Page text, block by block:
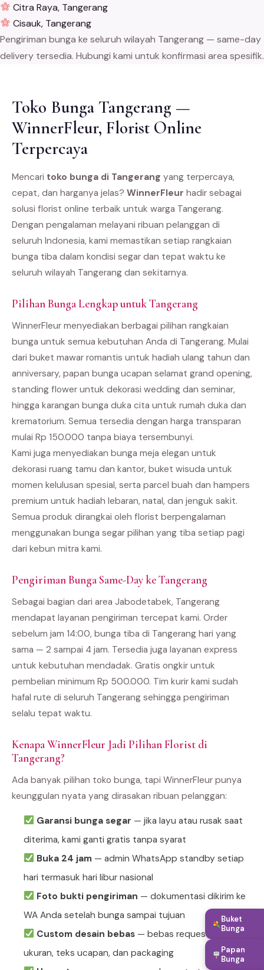
Citra Raya, Tangerang
Cisauk, Tangerang
Pengiriman bunga ke seluruh wilayah Tangerang — same-day
delivery tersedia. Hubungi kami untuk konfirmasi area spesifik.
Toko Bunga Tangerang —
WinnerFleur, Florist Online
Terpercaya
Mencari toko bunga di Tangerang yang terpercaya,
cepat, dan harganya jelas? WinnerFleur hadir sebagai
solusi florist online terbaik untuk warga Tangerang.
Dengan pengalaman melayani ribuan pelanggan di
seluruh Indonesia, kami memastikan setiap rangkaian
bunga tiba dalam kondisi segar dan tepat waktu ke
seluruh wilayah Tangerang dan sekitarnya.
Pilihan Bunga Lengkap untuk Tangerang
WinnerFleur menyediakan berbagai pilihan rangkaian
bunga untuk semua kebutuhan Anda di Tangerang. Mulai
dari buket mawar romantis untuk hadiah ulang tahun dan
anniversary, papan bunga ucapan selamat grand opening,
standing flower untuk dekorasi wedding dan seminar,
hingga karangan bunga duka cita untuk rumah duka dan
krematorium. Semua tersedia dengan harga transparan
mulai Rp 150.000 tanpa biaya tersembunyi.
Kami juga menyediakan bunga meja elegan untuk
dekorasi ruang tamu dan kantor, buket wisuda untuk
momen kelulusan spesial, serta parcel buah dan hampers
premium untuk hadiah lebaran, natal, dan jenguk sakit.
Semua produk dirangkai oleh florist berpengalaman
menggunakan bunga segar pilihan yang tiba setiap pagi
dari kebun mitra kami.
Pengiriman Bunga Same-Day ke Tangerang
Sebagai bagian dari area Jabodetabek, Tangerang
mendapat layanan pengiriman tercepat kami. Order
sebelum jam 14:00, bunga tiba di Tangerang hari yang
sama — 2 sampai 4 jam. Tersedia juga layanan express
untuk kebutuhan mendadak. Gratis ongkir untuk
pembelian minimum Rp 500.000. Tim kurir kami sudah
hafal rute di seluruh Tangerang sehingga pengiriman
selalu tepat waktu.
Kenapa WinnerFleur Jadi Pilihan Florist di
Tangerang?
Ada banyak pilihan toko bunga, tapi WinnerFleur punya
keunggulan nyata yang dirasakan ribuan pelanggan:
Garansi bunga segar — jika layu atau rusak saat
diterima, kami ganti gratis tanpa syarat
Buka 24 jam— admin WhatsApp standby setiap
hari termasuk hari libur nasional
Foto bukti pengiriman — dokumentasi dikirim ke
WA Anda setelah bunga sampai tujuan
Custom desain bebas— bebas request warna,
ukuran, teks ucapan, dan packaging
Buket
Bunga
Papan
Bunga